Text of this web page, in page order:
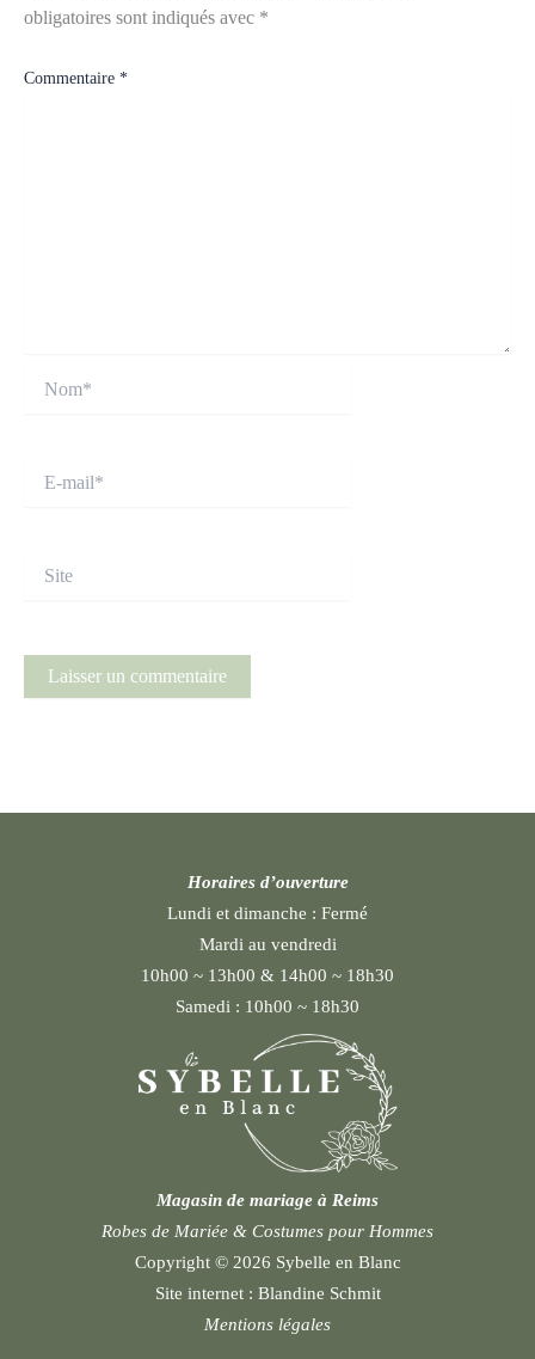
obligatoires sont indiqués avec *
Commentaire *
mail*
Horaires d’ouverture
Lundi et dimanche : Fermé
Mardi au vendredi
10h00 ~ 13h00 & 14h00 ~ 18h30
Samedi : 10h00 ~ 18h30
Magasin de mariage à Reims
Robes de Mariée & Costumes pour Hommes
Copyright © 2026 Sybelle en Blanc
Site internet : Blandine Schmit
Mentions légales